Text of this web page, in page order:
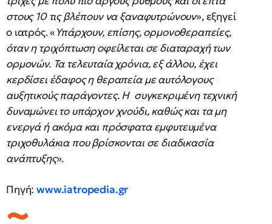
στους 10 τις βλέπουν να ξαναφυτρώνουν», εξηγεί
ο ιατρός. «Υπάρχουν, επίσης, ορμονοθεραπείες,
όταν η τριχόπτωση οφείλεται σε διαταραχή των
ορμονών. Τα τελευταία χρόνια, εξ άλλου, έχει
κερδίσει έδαφος η θεραπεία με αυτόλογους
αυξητικούς παράγοντες. Η συγκεκριμένη τεχνική
δυναμώνει το υπάρχον χνούδι, καθώς και τα μη
ενεργά ή ακόμα και πρόσφατα εμφυτευμένα
τριχοθυλάκια που βρίσκονται σε διαδικασία
ανάπτυξης».
Πηγή:www.iatropedia.gr